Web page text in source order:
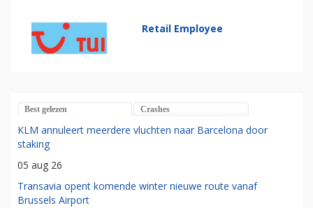
Retail Employee
Best gelezen Crashes
KLM annuleert meerdere vluchten naar Barcelona door
staking
05 aug 26
Transavia opent komende winter nieuwe route vanaf
Brussels Airport